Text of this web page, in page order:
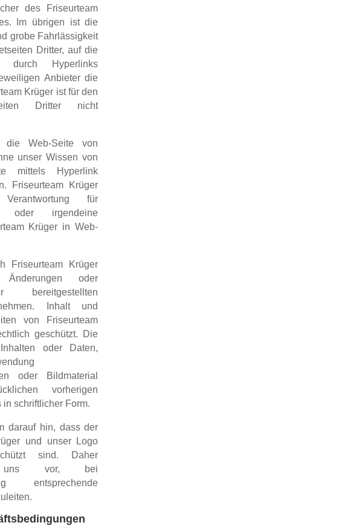
des Friseurteam
Im übrigen ist die
grobe Fahrlässigkeit
Dritter, auf die
durch Hyperlinks
Anbieter die
Krüger ist für den
Dritter nicht
die Web-Seite von
unser Wissen von
mittels Hyperlink
Friseurteam Krüger
für
oder irgendeine
Krüger in Web-
Friseurteam Krüger
oder
bereitgestellten
Inhalt und
von Friseurteam
geschützt. Die
oder Daten,
oder Bildmaterial
vorherigen
schriftlicher Form.
darauf hin, dass der
und unser Logo
sind. Daher
uns vor, bei
entsprechende